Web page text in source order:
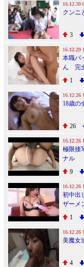
16.12.30
クンニ
3
16.12.29
本職パ
ん 完
ディが
せ！
1
16.12.26
18歳の
26
16.12.26
極限接
ナル
9
16.12.26
初中出
ザーメ
1
16.12.26
美魔女
4